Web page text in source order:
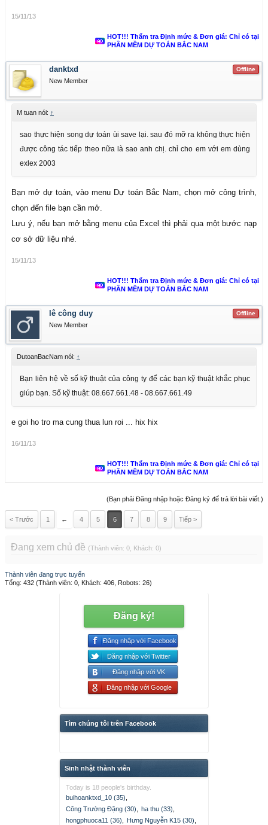
15/11/13
HOT!!! Thẩm tra Định mức & Đơn giá: Chỉ có tại
PHẦN MỀM DỰ TOÁN BẮC NAM
Offline
danktxd
New Member
M tuan nói: ↑
sao thực hiện song dự toán ùi save lại. sau đó mỡ ra không thực hiện
được công tác tiếp theo nữa là sao anh chị. chỉ cho em với em dùng
exlex 2003
Bạn mở dự toán, vào menu Dự toán Bắc Nam, chọn mở công trình,
chọn đến file bạn cần mở.
Lưu ý, nếu bạn mở bằng menu của Excel thì phải qua một bước nạp
cơ sở dữ liệu nhé.
15/11/13
HOT!!! Thẩm tra Định mức & Đơn giá: Chỉ có tại
PHẦN MỀM DỰ TOÁN BẮC NAM
Offline
lê công duy
New Member
DutoanBacNam nói: ↑
Bạn liên hệ về số kỹ thuật của công ty để các bạn kỹ thuật khắc phục
giúp bạn. Số kỹ thuật: 08.667.661.48 - 08.667.661.49
e goi ho tro ma cung thua lun roi ... hix hix
16/11/13
HOT!!! Thẩm tra Định mức & Đơn giá: Chỉ có tại
PHẦN MỀM DỰ TOÁN BẮC NAM
(Bạn phải Đăng nhập hoặc Đăng ký để trả lời bài viết.)
< Trước 1 ← 4 5 6 7 8 9 Tiếp >
Đang xem chủ đề (Thành viên: 0, Khách: 0)
Thành viên đang trực tuyến
Tổng: 432 (Thành viên: 0, Khách: 406, Robots: 26)
Đăng ký!
Đăng nhập với Facebook
Đăng nhập với Twitter
Đăng nhập với VK
Đăng nhập với Google
Tìm chúng tôi trên Facebook
Sinh nhật thành viên
Today is 18 people's birthday.
buihoanktxd_10 (35)
Công Trường Đặng (30)
ha thu (33)
hongphuoca11 (36)
Hưng Nguyễn K15 (30)